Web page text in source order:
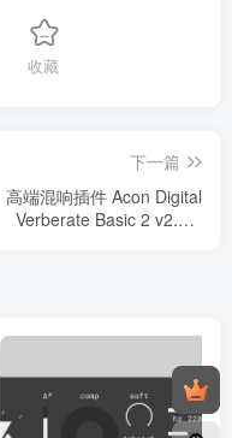
收藏
下一篇
高端混响插件 Acon Digital
Verberate Basic 2 v2.1.3